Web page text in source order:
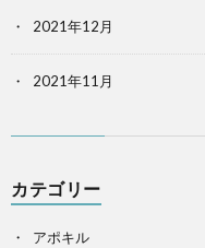
2021年12月
2021年11月
カテゴリー
アポキル